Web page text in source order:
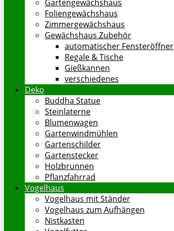
Gartengewächshaus
Foliengewächshaus
Zimmergewächshaus
Gewächshaus Zubehör
automatischer Fensteröffner
Regale & Tische
Gießkannen
verschiedenes
Deko
Buddha Statue
Steinlaterne
Blumenwagen
Gartenwindmühlen
Gartenschilder
Gartenstecker
Holzbrunnen
Pflanzfahrrad
Vogelhaus
Vogelhaus mit Ständer
Vogelhaus zum Aufhängen
Nistkasten